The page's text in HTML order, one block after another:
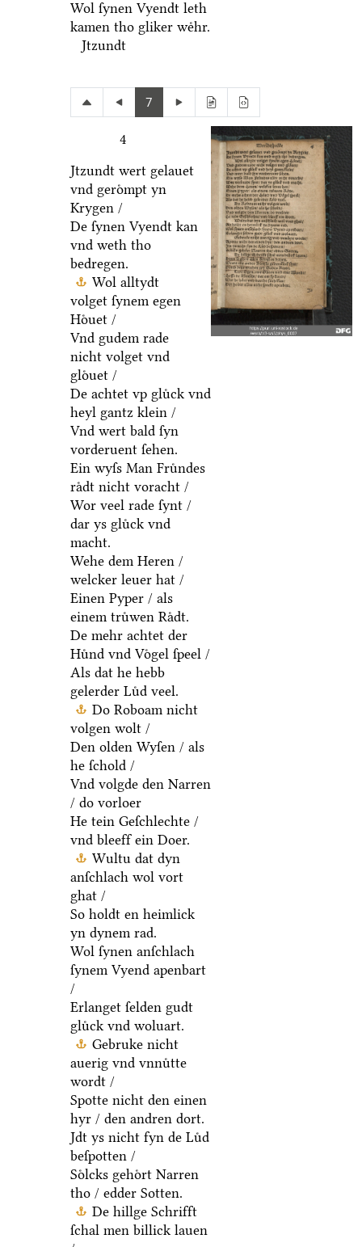
Wol ſynen Vyendt leth
kamen tho gliker weͤhr.
Jtzundt
7
4
Jtzundt wert gelauet
vnd geroͤmpt yn
Krygen /
De ſynen Vyendt kan
vnd weth tho
bedregen.
Wol alltydt
volget ſynem egen
Hoͤuet /
Vnd gudem rade
nicht volget vnd
gloͤuet /
De achtet vp gluͤck vnd
heyl gantz klein /
Vnd wert bald ſyn
vorderuent ſehen.
Ein wyſs Man Fruͤndes
raͤdt nicht voracht /
Wor veel rade ſynt /
dar ys gluͤck vnd
macht.
Wehe dem Heren /
welcker leuer hat /
Einen Pyper / als
einem truͤwen Raͤdt.
De mehr achtet der
Huͤnd vnd Voͤgel ſpeel /
Als dat he hebb
gelerder Luͤd veel.
Do Roboam nicht
volgen wolt /
Den olden Wyſen / als
he ſchold /
Vnd volgde den Narren
/ do vorloer
He tein Geſchlechte /
vnd bleeff ein Doer.
Wultu dat dyn
anſchlach wol vort
ghat /
So holdt en heimlick
yn dynem rad.
Wol ſynen anſchlach
ſynem Vyend apenbart
/
Erlanget ſelden gudt
gluͤck vnd woluart.
Gebruke nicht
auerig vnd vnnuͤtte
wordt /
Spotte nicht den einen
hyr / den andren dort.
Jdt ys nicht fyn de Luͤd
beſpotten /
Soͤlcks gehoͤrt Narren
tho / edder Sotten.
De hillge Schrifft
ſchal men billick lauen